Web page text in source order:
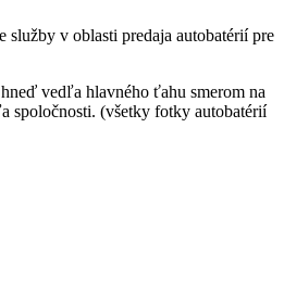
v oblasti predaja autobatérií pre
vedľa hlavného ťahu smerom na
spoločnosti. (všetky fotky autobatérií